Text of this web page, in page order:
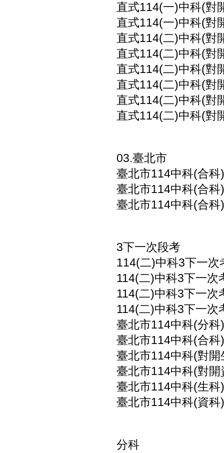
直式114(一)中科(對
直式114(一)中科(對
直式114(二)中科(對
直式114(二)中科(對
直式114(二)中科(對
直式114(二)中科(對
直式114(二)中科(對
直式114(二)中科(對
03.臺北市
臺北市114中科(合
臺北市114中科(合
臺北市114中科(合
3下一次段考
114(二)中科3下一
114(二)中科3下一次
114(二)中科3下一次
114(二)中科3下一次
臺北市114中科(分
臺北市114中科(合
臺北市114中科(對
臺北市114中科(對
臺北市114中科(生
臺北市114中科(資
分科